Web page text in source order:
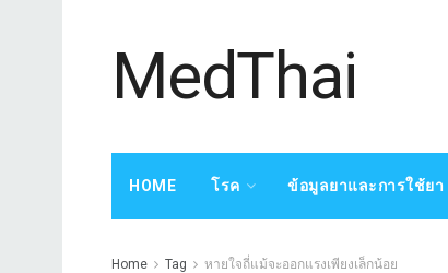
MedThai
HOME โรค ข้อมูลยาและการใช้ยา
Home Tag หายใจถี่แม้จะออกแรงเพียงเล็กน้อย